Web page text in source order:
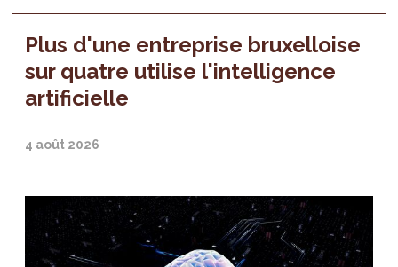
Plus d'une entreprise bruxelloise
sur quatre utilise l'intelligence
artificielle
4 août 2026